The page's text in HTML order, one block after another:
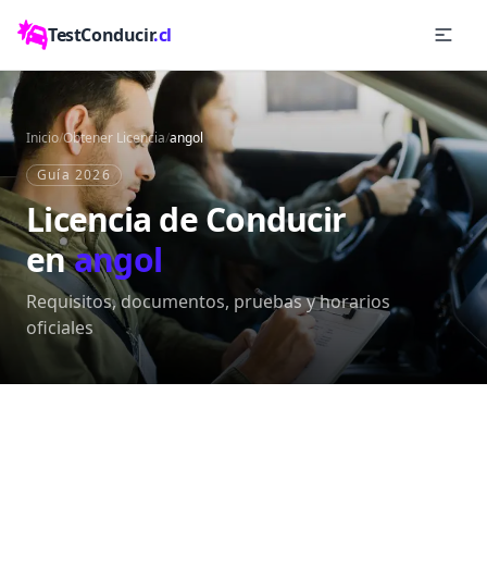
TestConducir.cl
Inicio/Obtener Licencia/angol
Guía 2026
Licencia de Conducir
enangol
Requisitos, documentos, pruebas y horarios
oficiales